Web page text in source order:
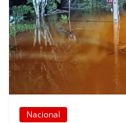
Nacional